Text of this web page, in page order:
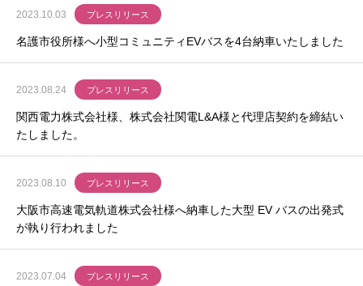
2023.10.03 プレスリリース
名護市役所様へ小型コミュニティEVバスを4台納車いたしました
2023.08.24 プレスリリース
関西電力株式会社様、株式会社関電L&A様と代理店契約を締結い
たしました。
2023.08.10 プレスリリース
大阪市高速電気軌道株式会社様へ納車した大型 EV バスの出発式
が執り行われました
2023.07.04 プレスリリース